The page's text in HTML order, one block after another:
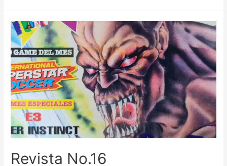
Revista No.16